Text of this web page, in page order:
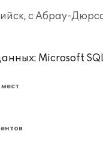
с Абрау-
Microsoft